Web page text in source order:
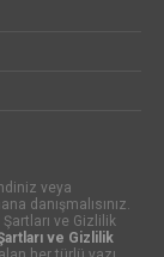
veya
danışmalısınız.
ve Gizlilik
ve Gizlilik